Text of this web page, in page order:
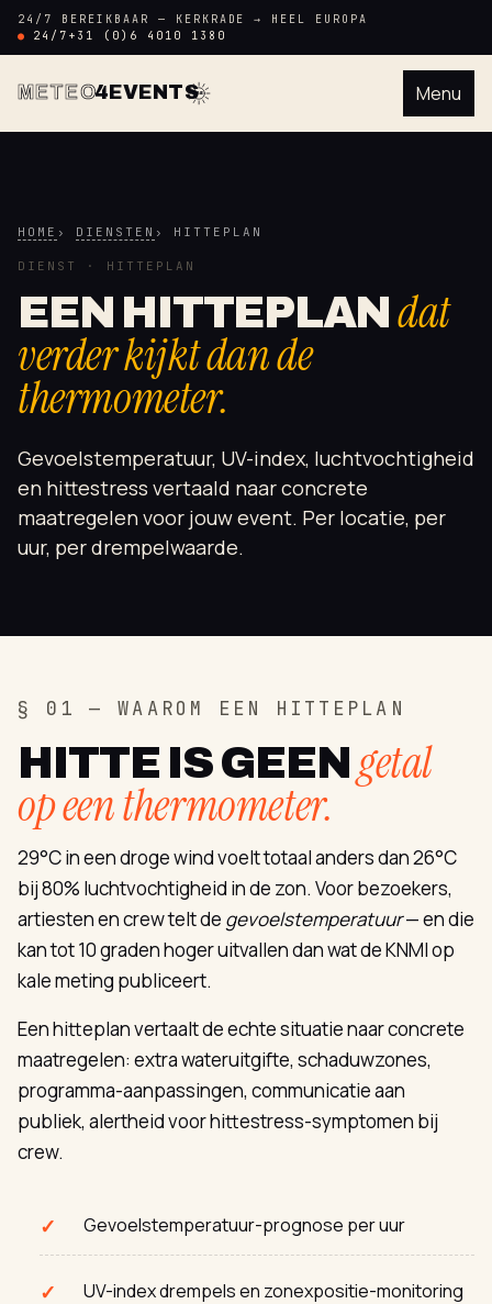
24/7 BEREIKBAAR — KERKRADE → HEEL EUROPA
24/7 +31 (0)6 4010 1380
METEO4EVENTSM4E Menu
HOME DIENSTEN HITTEPLAN
DIENST · HITTEPLAN
EEN HITTEPLANdat
verder kijkt dan de
thermometer.
Gevoelstemperatuur, UV-index, luchtvochtigheid
en hittestress vertaald naar concrete
maatregelen voor jouw event. Per locatie, per
uur, per drempelwaarde.
§ 01 — WAAROM EEN HITTEPLAN
HITTE IS GEENgetal
op een thermometer.
29°C in een droge wind voelt totaal anders dan 26°C
bij 80% luchtvochtigheid in de zon. Voor bezoekers,
artiesten en crew telt de gevoelstemperatuur— en die
kan tot 10 graden hoger uitvallen dan wat de KNMI op
kale meting publiceert.
Een hitteplan vertaalt de echte situatie naar concrete
maatregelen: extra wateruitgifte, schaduwzones,
programma-aanpassingen, communicatie aan
publiek, alertheid voor hittestress-symptomen bij
crew.
Gevoelstemperatuur-prognose per uur
UV-index drempels en zonexpositie-monitoring